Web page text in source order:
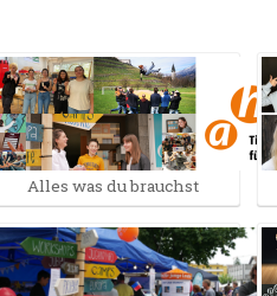
Alles was du brauchst